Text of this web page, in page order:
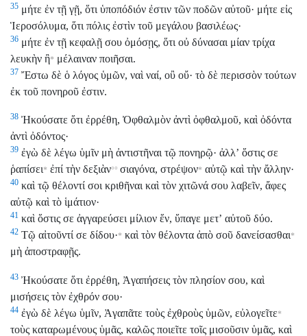
35 μήτε ἐν τῇ γῇ, ὅτι ὑποπόδιόν ἐστιν τῶν ποδῶν αὐτοῦ· μήτε εἰς
Ἱεροσόλυμα, ὅτι πόλις ἐστὶν τοῦ μεγάλου βασιλέως·
36 μήτε ἐν τῇ κεφαλῇ σου ὀμόσῃς, ὅτι οὐ δύνασαι μίαν τρίχα
λευκὴν ἢ* μέλαιναν ποιῆσαι.
37 Ἔστω δὲ ὁ λόγος ὑμῶν, ναὶ ναί, οὒ οὔ· τὸ δὲ περισσὸν τούτων
ἐκ τοῦ πονηροῦ ἐστιν.
38 Ἠκούσατε ὅτι ἐρρέθη, Ὀφθαλμὸν ἀντὶ ὀφθαλμοῦ, καὶ ὀδόντα
ἀντὶ ὀδόντος·
39 ἐγὼ δὲ λέγω ὑμῖν μὴ ἀντιστῆναι τῷ πονηρῷ· ἀλλʼ ὅστις σε
ῥαπίσει* ἐπί τὴν δεξιὰν°° σιαγόνα, στρέψον* αὐτῷ καὶ τὴν ἄλλην·
40 καὶ τῷ θέλοντί σοι κριθῆναι καὶ τὸν χιτῶνά σου λαβεῖν, ἄφες
αὐτῷ καὶ τὸ ἱμάτιον·
41 καὶ ὅστις σε ἀγγαρεύσει μίλιον ἕν, ὕπαγε μετʼ αὐτοῦ δύο.
42 Τῷ αἰτοῦντί σε δίδου·* καὶ τὸν θέλοντα ἀπὸ σοῦ δανείσασθαι*
μὴ ἀποστραφῇς.
43 Ἠκούσατε ὅτι ἐρρέθη, Ἀγαπήσεις τὸν πλησίον σου, καὶ
μισήσεις τὸν ἐχθρόν σου·
44 ἐγὼ δὲ λέγω ὑμῖν, Ἀγαπᾶτε τοὺς ἐχθροὺς ὑμῶν, εὐλογεῖτε*
τοὺς καταρωμένους ὑμᾶς, καλῶς ποιεῖτε τοῖς μισοῦσιν ὑμᾶς, καὶ